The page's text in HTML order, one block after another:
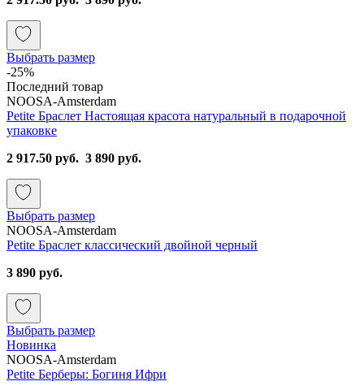
Выбрать размер
-25%
Последний товар
NOOSA-Amsterdam
Petite Браслет Настоящая красота натуральный в подарочной
упаковке
2 917.50 руб. 3 890 руб.
Выбрать размер
NOOSA-Amsterdam
Petite Браслет классический двойной черный
3 890 руб.
Выбрать размер
Новинка
NOOSA-Amsterdam
Petite Берберы: Богиня Ифри